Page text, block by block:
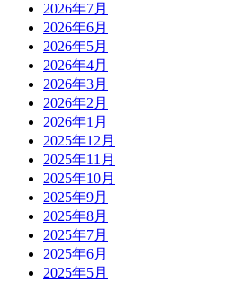
2026年7月
2026年6月
2026年5月
2026年4月
2026年3月
2026年2月
2026年1月
2025年12月
2025年11月
2025年10月
2025年9月
2025年8月
2025年7月
2025年6月
2025年5月